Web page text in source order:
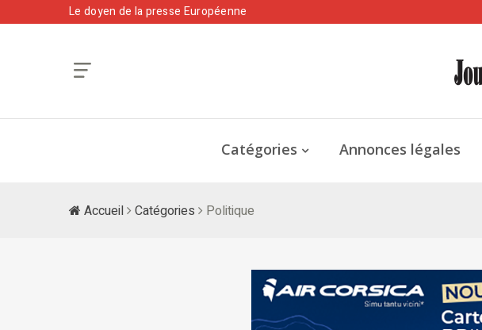
Le doyen de la presse Européenne
Catégories Annonces légales
Accueil Catégories Politique